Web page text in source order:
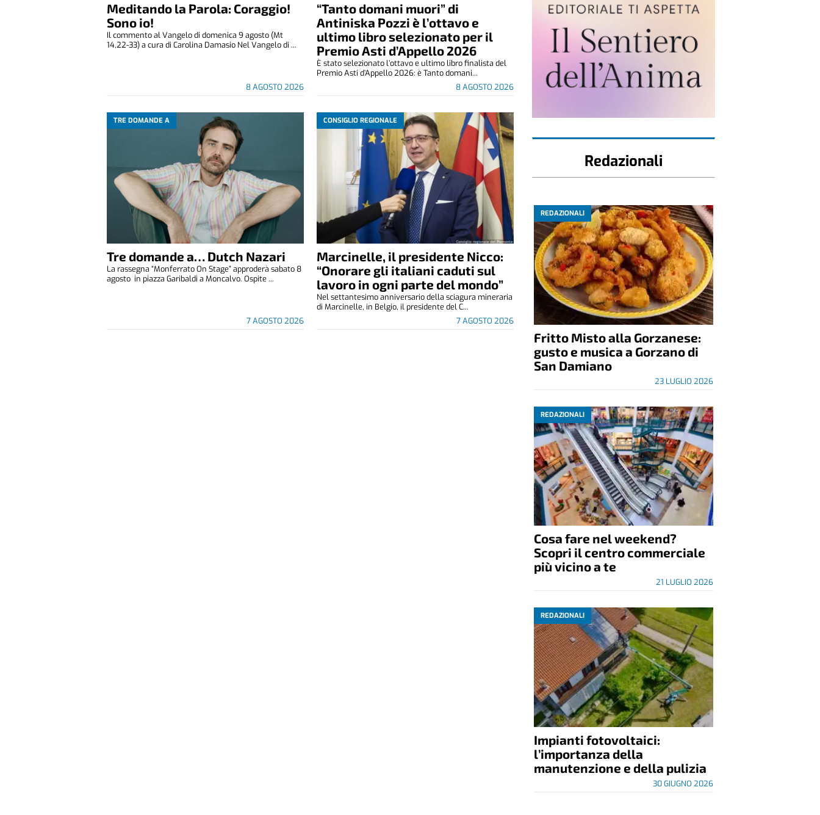
Meditando la Parola: Coraggio!
Sono io!
8 AGOSTO 2026
Il commento al Vangelo di domenica 9 agosto (Mt
14,22-33) a cura di Carolina Damasio Nel Vangelo di ...
“Tanto domani muori” di
Antiniska Pozzi è l’ottavo e
ultimo libro selezionato per il
Premio Asti d’Appello 2026
8 AGOSTO 2026
È stato selezionato l’ottavo e ultimo libro finalista del
Premio Asti d’Appello 2026: è Tanto domani...
TRE DOMANDE A
Tre domande a… Dutch Nazari
7 AGOSTO 2026
La rassegna “Monferrato On Stage” approderà sabato 8
agosto in piazza Garibaldi a Moncalvo. Ospite ...
CONSIGLIO REGIONALE
Marcinelle, il presidente Nicco:
“Onorare gli italiani caduti sul
lavoro in ogni parte del mondo”
7 AGOSTO 2026
Nel settantesimo anniversario della sciagura mineraria
di Marcinelle, in Belgio, il presidente del C...
Redazionali
REDAZIONALI
Fritto Misto alla Gorzanese:
gusto e musica a Gorzano di
San Damiano
23 LUGLIO 2026
REDAZIONALI
Cosa fare nel weekend?
Scopri il centro commerciale
più vicino a te
21 LUGLIO 2026
REDAZIONALI
Impianti fotovoltaici:
l’importanza della
manutenzione e della pulizia
30 GIUGNO 2026